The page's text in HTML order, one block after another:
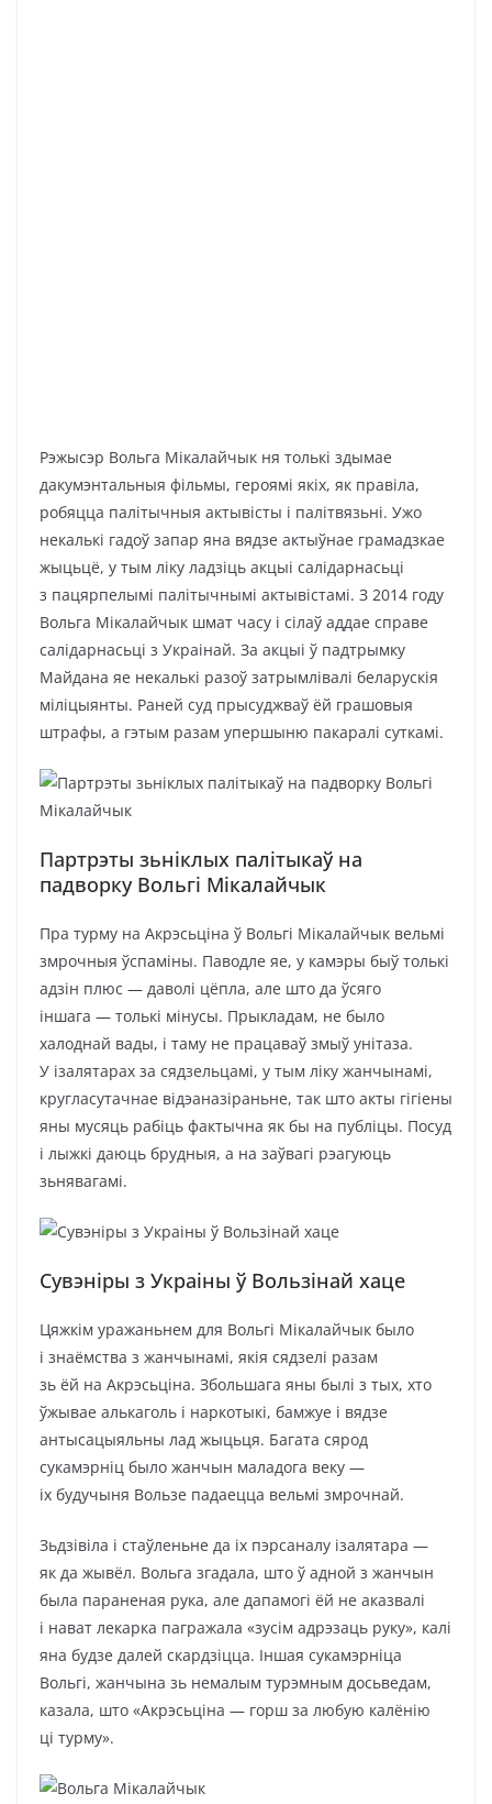
Рэжысэр Вольга Мікалайчык ня толькі здымае
дакумэнтальныя фільмы, героямі якіх, як правіла,
робяцца палітычныя актывісты і палітвязьні. Ужо
некалькі гадоў запар яна вядзе актыўнае грамадзкае
жыцьцё, у тым ліку ладзіць акцыі салідарнасьці
з пацярпелымі палітычнымі актывістамі. З 2014 году
Вольга Мікалайчык шмат часу і сілаў аддае справе
салідарнасьці з Украінай. За акцыі ў падтрымку
Майдана яе некалькі разоў затрымлівалі беларускія
міліцыянты. Раней суд прысуджваў ёй грашовыя
штрафы, а гэтым разам упершыню пакаралі суткамі.
Партрэты зьніклых палітыкаў на
падворку Вольгі Мікалайчык
Пра турму на Акрэсьціна ў Вольгі Мікалайчык вельмі
змрочныя ўспаміны. Паводле яе, у камэры быў толькі
адзін плюс — даволі цёпла, але што да ўсяго
іншага — толькі мінусы. Прыкладам, не было
халоднай вады, і таму не працаваў змыў унітаза.
У ізалятарах за сядзельцамі, у тым ліку жанчынамі,
кругласутачнае відэаназіраньне, так што акты гігіены
яны мусяць рабіць фактычна як бы на публіцы. Посуд
і лыжкі даюць брудныя, а на заўвагі рэагуюць
зьнявагамі.
Сувэніры з Украіны ў Вользінай хаце
Цяжкім уражаньнем для Вольгі Мікалайчык было
і знаёмства з жанчынамі, якія сядзелі разам
зь ёй на Акрэсьціна. Збольшага яны былі з тых, хто
ўжывае алькаголь і наркотыкі, бамжуе і вядзе
антысацыяльны лад жыцьця. Багата сярод
сукамэрніц было жанчын маладога веку —
іх будучыня Вользе падаецца вельмі змрочнай.
Зьдзівіла і стаўленьне да іх пэрсаналу ізалятара —
як да жывёл. Вольга згадала, што ў адной з жанчын
была параненая рука, але дапамогі ёй не аказвалі
і нават лекарка пагражала «зусім адрэзаць руку», калі
яна будзе далей скардзіцца. Іншая сукамэрніца
Вольгі, жанчына зь немалым турэмным досьведам,
казала, што «Акрэсьціна — горш за любую калёнію
ці турму».